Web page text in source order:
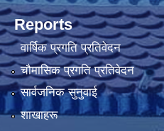
Reports
वार्षिक प्रगति प्रतिवेदन
चौमासिक प्रगति प्रतिवेदन
सार्वजनिक सुनुवाई
शाखाहरू